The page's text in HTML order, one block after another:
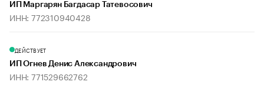
ИП Маргарян Багдасар Татевосович
ИНН: 772310940428
ДЕЙСТВУЕТ
ИП Огнев Денис Александрович
ИНН: 771529662762